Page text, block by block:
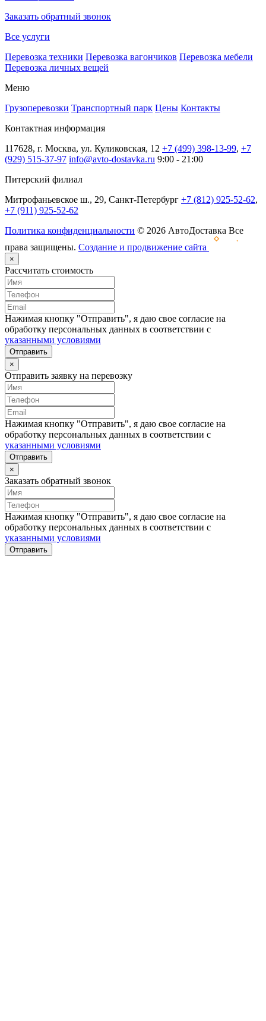
Заказать обратный звонок
Все услуги
Перевозка техники Перевозка вагончиков Перевозка мебели
Перевозка личных вещей
Меню
Грузоперевозки Транспортный парк Цены Контакты
Контактная информация
117628, г. Москва, ул. Куликовская, 12 +7 (499) 398-13-99, +7
(929) 515-37-97 info@avto-dostavka.ru 9:00 - 21:00
Питерский филиал
Митрофаньевское ш., 29, Санкт-Петербург +7 (812) 925-52-62,
+7 (911) 925-52-62
Политика конфиденциальности © 2026 АвтоДоставка Все
права защищены. Создание и продвижение сайта
×
Рассчитать стоимость
Нажимая кнопку "Отправить", я даю свое согласие на
обработку персональных данных в соответствии с
указанными условиями
Отправить
×
Отправить заявку на перевозку
Нажимая кнопку "Отправить", я даю свое согласие на
обработку персональных данных в соответствии с
указанными условиями
Отправить
×
Заказать обратный звонок
Нажимая кнопку "Отправить", я даю свое согласие на
обработку персональных данных в соответствии с
указанными условиями
Отправить